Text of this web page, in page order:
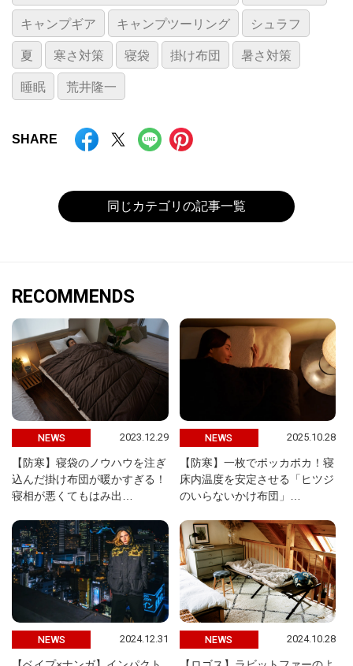
キャンプギア キャンプツーリング シュラフ
夏 寒さ対策 寝袋 掛け布団 暑さ対策
睡眠 荒井隆一
SHARE
同じカテゴリの記事一覧
RECOMMENDS
NEWS 2023.12.29
【防寒】寝袋のノウハウを注ぎ
込んだ掛け布団が暖かすぎる！
寝相が悪くてもはみ出…
NEWS 2025.10.28
【防寒】一枚でポッカポカ！寝
床内温度を安定させる「ヒツジ
のいらないかけ布団」…
NEWS 2024.12.31 NEWS 2024.10.28